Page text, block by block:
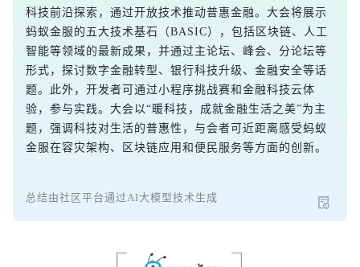
科技前沿探索，通过开放技术推动普惠金融。大会将展示
蚂蚁金服的五大技术基石（BASIC），包括区块链、人工
智能等领域的最新成果，并通过主论坛、峰会、分论坛等
形式，探讨数字金融转型、银行科技升级、金融安全等话
题。此外，开发者可通过小程序挑战赛和金融科技云体
验，参与实践。大会以“暖科技，成就金融生活之美”为主
题，强调科技对生活的普惠性，与会者可近距离感受蚂蚁
金服在容灾架构、区块链应用和便民服务等方面的创新。
总结由社区平台通过AI大模型技术生成